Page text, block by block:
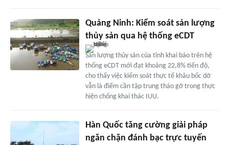
Quảng Ninh: Kiểm soát sản lượng
thủy sản qua hệ thống eCDT
Sản lượng thủy sản của tỉnh khai báo trên hệ
thống eCDT mới đạt khoảng 22,8% tiến độ,
cho thấy việc kiểm soát thực tế khâu bốc dỡ
vẫn là điểm cần tập trung tháo gỡ trong thực
hiện chống khai thác IUU.
Hàn Quốc tăng cường giải pháp
ngăn chặn đánh bạc trực tuyến